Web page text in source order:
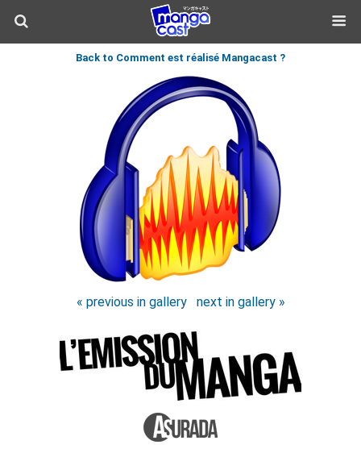
Back to Comment est réalisé Mangacast ?
« previous in gallery next in gallery »